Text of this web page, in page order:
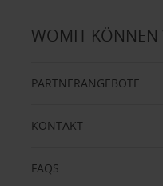
WOMIT KÖNNEN
PARTNERANGEBOTE
KONTAKT
FAQS